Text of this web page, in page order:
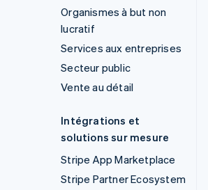
Organismes à but non
lucratif
Services aux entreprises
Secteur public
Vente au détail
Intégrations et
solutions sur mesure
Stripe App Marketplace
Stripe Partner Ecosystem